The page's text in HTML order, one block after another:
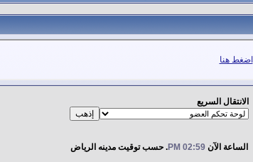
اضغط هنا
الانتقال السريع
الساعة الآن 02:59 PM . حسب توقيت مدينه الرياض